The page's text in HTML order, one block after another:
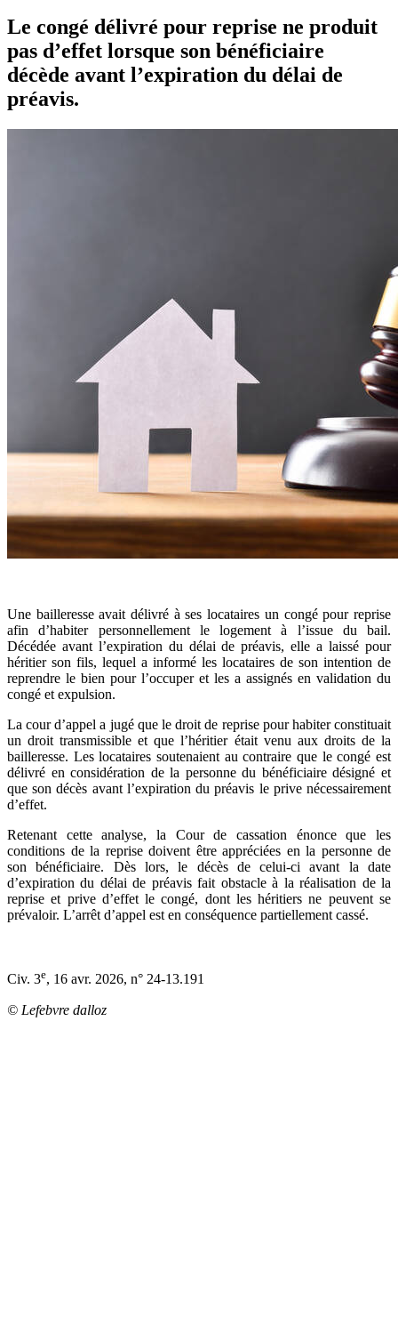
Le congé délivré pour reprise ne produit
pas d’effet lorsque son bénéficiaire
décède avant l’expiration du délai de
préavis.
Une bailleresse avait délivré à ses locataires un congé pour reprise
afin d’habiter personnellement le logement à l’issue du bail.
Décédée avant l’expiration du délai de préavis, elle a laissé pour
héritier son fils, lequel a informé les locataires de son intention de
reprendre le bien pour l’occuper et les a assignés en validation du
congé et expulsion.
La cour d’appel a jugé que le droit de reprise pour habiter constituait
un droit transmissible et que l’héritier était venu aux droits de la
bailleresse. Les locataires soutenaient au contraire que le congé est
délivré en considération de la personne du bénéficiaire désigné et
que son décès avant l’expiration du préavis le prive nécessairement
d’effet.
Retenant cette analyse, la Cour de cassation énonce que les
conditions de la reprise doivent être appréciées en la personne de
son bénéficiaire. Dès lors, le décès de celui-ci avant la date
d’expiration du délai de préavis fait obstacle à la réalisation de la
reprise et prive d’effet le congé, dont les héritiers ne peuvent se
prévaloir. L’arrêt d’appel est en conséquence partiellement cassé.
Civ. 3e, 16 avr. 2026, n° 24-13.191
© Lefebvre dalloz